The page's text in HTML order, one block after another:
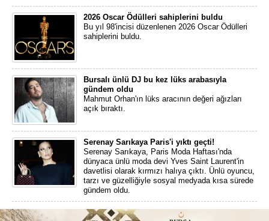
2026 Oscar Ödülleri sahiplerini buldu
Bu yıl 98'incisi düzenlenen 2026 Oscar Ödülleri
sahiplerini buldu.
Bursalı ünlü DJ bu kez lüks arabasıyla
gündem oldu
Mahmut Orhan'ın lüks aracının değeri ağızları
açık bıraktı.
Serenay Sarıkaya Paris'i yıktı geçti!
Serenay Sarıkaya, Paris Moda Haftası'nda
dünyaca ünlü moda devi Yves Saint Laurent'in
davetlisi olarak kırmızı halıya çıktı. Ünlü oyuncu,
tarzı ve güzelliğiyle sosyal medyada kısa sürede
gündem oldu.